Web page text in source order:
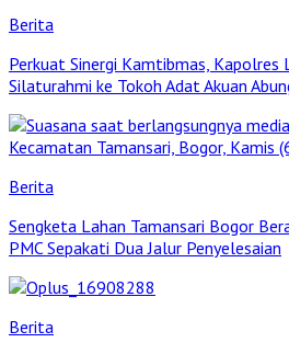
Berita
Perkuat Sinergi Kamtibmas, Kapolres
Silaturahmi ke Tokoh Adat Akuan
Berita
Sengketa Lahan Tamansari Bogor
PMC Sepakati Dua Jalur Penyelesaian
Berita